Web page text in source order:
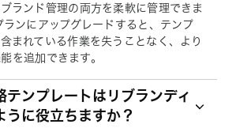
ランド管理の両方を柔軟に管理できま
ランにアップグレードすると、テンプ
含まれている作業を失うことなく、より
を追加できます。
テンプレートはリブランディ
うに役立ちますか？